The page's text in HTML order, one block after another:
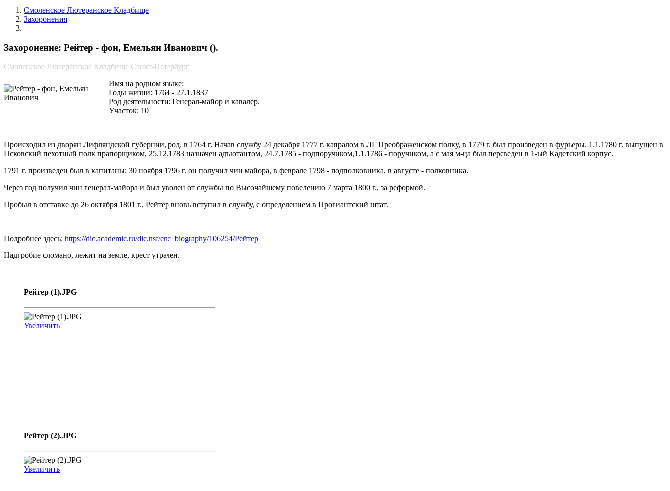
Смоленское Лютеранское Кладбище
Захоронения
Захоронение: Рейтер - фон, Емельян Иванович ().
Смоленское Лютеранское Кладбище Санкт-Петербург
Имя на родном языке:
Годы жизни: 1764 - 27.1.1837
Род деятельности: Генерал-майор и кавалер.
Участок: 10
Происходил из дворян Лифляндской губернии, род. в 1764 г. Начав службу 24 декабря 1777 г. капралом в ЛГ Преображенском полку, в 1779 г. был произведен в фурьеры. 1.1.1780 г. выпущен в
Псковский пехотный полк прапорщиком, 25.12.1783 назначен адъютантом, 24.7.1785 - подпоручиком,1.1.1786 - поручиком, а с мая м-ца был переведен в 1-ый Кадетский корпус.
1791 г. произведен был в капитаны; 30 ноября 1796 г. он получил чин майора, в феврале 1798 - подполковника, в августе - полковника.
Через год получил чин генерал-майора и был уволен от службы по Высочайшему повелению 7 марта 1800 г., за реформой.
Пробыл в отставке до 26 октября 1801 г., Рейтер вновь вступил в службу, с определением в Провиантский штат.
Подробнее здесь: https://dic.academic.ru/dic.nsf/enc_biography/106254/Рейтер
Надгробие сломано, лежит на земле, крест утрачен.
Рейтер (1).JPG
Увеличить
Рейтер (2).JPG
Увеличить